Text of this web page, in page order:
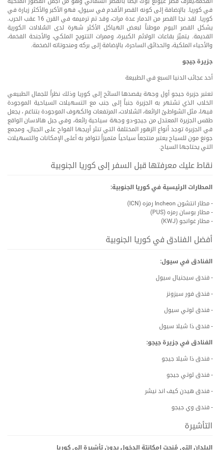
في كوريا. بالإضافة إلى كونه القصر الأقدم في سيول، فهو الأكبر والأكثر زيارة في
كوريا. لقد نجا القصر من الدمار عدة مرات، وقد تم ترميمه في القرن 16 عقب الحرب.
يشكل القصر اليوم موطناً لبعض الهياكل الأكثر شهرة لدى السُلالات الكورية
القديمة. يتميّز بقاعات الولائم الكبيرة، وممرات التتويج الملكي، والأجنحة الفخمة،
والأحياء الملكية، والحدائق الساحرة، بالإضافة إلى بركه ومنحوتاته الضخمة.
جزيرة جيجو
أحد عجائب الدنيا السبع في الطبيعة
تعتبر جزيرة جيجو أول وجهة يقصدها السائح إلى كوريا وذلك نظراً للجمال الطبيعي
الخلاب الذي تشتهر به الجزيرة جنباً إلى جنب مع التسهيلات السياحية الموجودة
فيها، مثل الشواطئ الرائعة، الشلالات، المرتفعات والكهوف الموجودة بتناغم ، يجعل
طقس الجزيرة المعتدل من جيجو-دو وجهة سياحية رائعة، وفي جبل هالاسان الواقع
في الجزيرة توجد أنواع الزهور المختلفة التي تنثر أريجها الفواح على الجبال، ومجمع
جونغ مون للسياح يعتبر منتجعاً سياحياً متميزاً تتوافر به أعلى الإمكانات والتسهيلات
التي يحتاجها السياح.
نقاط عليك معرفتها قبل السفر إلى كوريا الجنوبية
المطارات الرئيسية في كوريا الجنوبية:
- مطار انتشون Incheon رمزه (ICN)
- مطار بوسان رمزه (PUS)
- مطار غوانجو (KWJ)
أفضل الفنادق في كوريا الجنوبية
الفنادق في سيول:
- فندق سيجنيال سيول
- فندق فور سيزونز
- فندق لوتي سيول
- فندق ذا شيلا سيول
الفنادق في جزيرة جيجو:
- فندق ذا شيلا جيجو
- فندق لوتي جيجو
- فندق هيدن كيف اند نيشر
- فندق وي جيجو
التأشیرة
البلدان التي مُنحت إمكانیّة الدخول بدون تأشیرة إلى كوریا